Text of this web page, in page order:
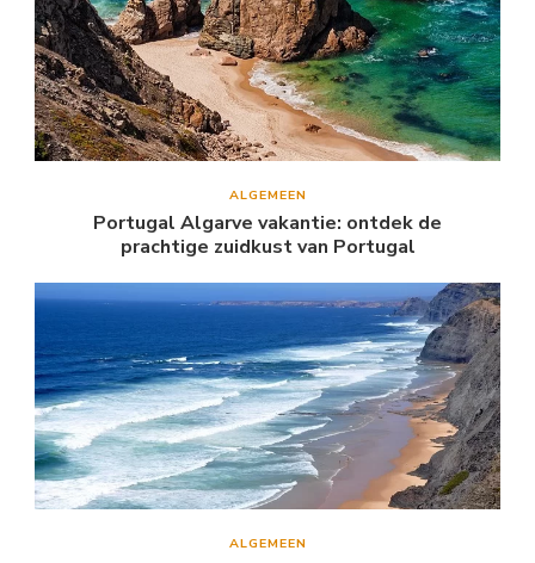
ALGEMEEN
Portugal Algarve vakantie: ontdek de
prachtige zuidkust van Portugal
ALGEMEEN